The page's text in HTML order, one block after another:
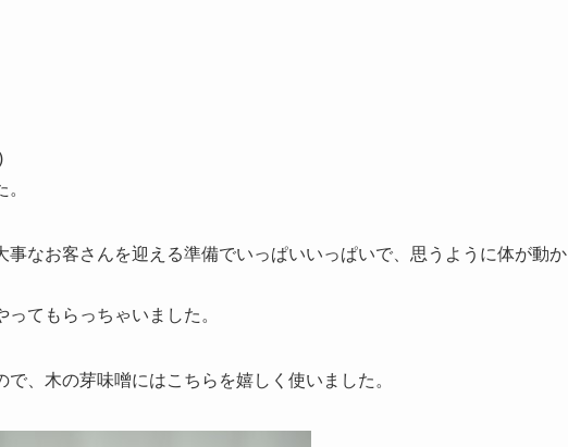
事なお客さんを迎える準備でいっぱいいっぱいで、思うように体が動か
てもらっちゃいました。
、木の芽味噌にはこちらを嬉しく使いました。